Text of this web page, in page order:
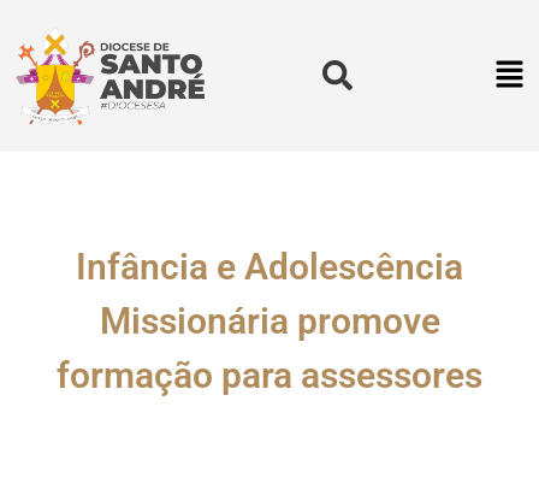
Infância e Adolescência
Missionária promove
formação para assessores